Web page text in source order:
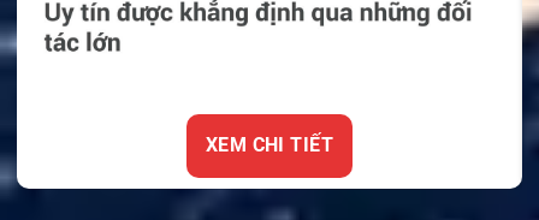
XEM CHI TIẾT